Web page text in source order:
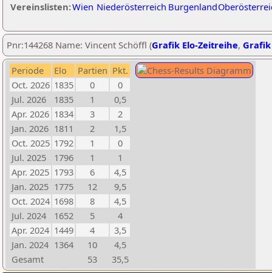
Vereinslisten:Wien Niederösterreich Burgenland
Pnr:144268 Name: Vincent Schöffl (Grafik Elo-Zeitreihe,
Periode Elo Partien Pkt.
Oct. 2026 1835 0
0
Jul. 2026
1835 1
0,5
Apr. 2026 1834 3
2
Jan. 2026 1811 2
1,5
Oct. 2025 1792 1
0
Jul. 2025
1796 1
1
Apr. 2025 1793 6
4,5
Jan. 2025 1775 12
9,5
Oct. 2024 1698 8
4,5
Jul. 2024
1652 5
4
Apr. 2024 1449 4
3,5
Jan. 2024 1364 10
4,5
Gesamt
53 35,5